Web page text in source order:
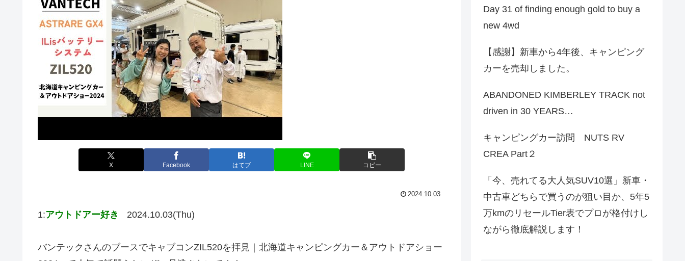
X Facebook はてブ LINE コピー
2024.10.03
1:アウトドアー好き 2024.10.03(Thu)
バンテックさんのブースでキャブコンZIL520を拝見｜北海道キャンピングカー＆アウトドアショー
Day 31 of finding enough gold to buy a
new 4wd
【感謝】新車から4年後、キャンピング
カーを売却しました。
ABANDONED KIMBERLEY TRACK not
driven in 30 YEARS…
キャンピングカー訪問 NUTS RV
CREA Part２
「今、売れてる大人気SUV10選」新車・
中古車どちらで買うのが狙い目か、5年5
万kmのリセールTier表でプロが格付けし
ながら徹底解説します！